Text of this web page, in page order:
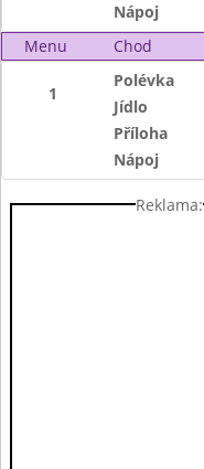
Nápoj
Menu
Chod
1
Polévka
Jídlo
Příloha
Nápoj
Reklama: